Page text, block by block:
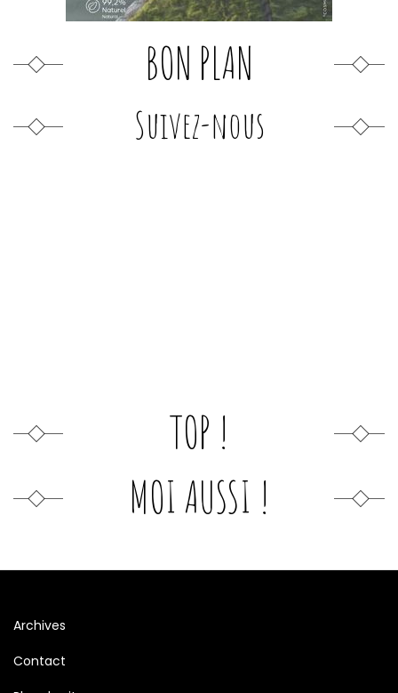
BON PLAN
Suivez-nous
TOP !
MOI AUSSI !
Archives
Contact